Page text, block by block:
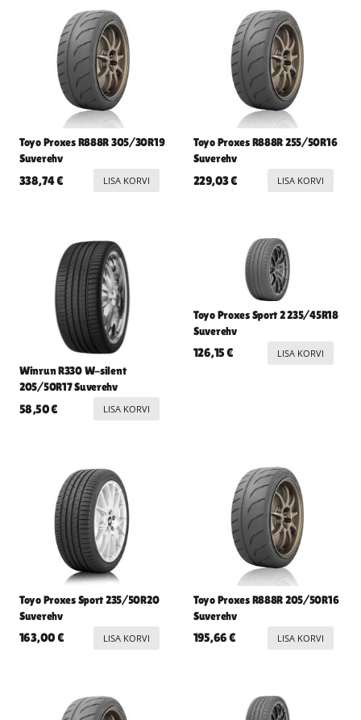
Toyo Proxes R888R 305/30R19
Suverehv
338,74€ LISA KORVI
Toyo Proxes R888R 255/50R16
Suverehv
229,03€ LISA KORVI
Winrun R330 W-silent
205/50R17 Suverehv
58,50€ LISA KORVI
Toyo Proxes Sport 2 235/45R18
Suverehv
126,15€ LISA KORVI
Toyo Proxes Sport 235/50R20
Suverehv
163,00€ LISA KORVI
Toyo Proxes R888R 205/50R16
Suverehv
195,66€ LISA KORVI